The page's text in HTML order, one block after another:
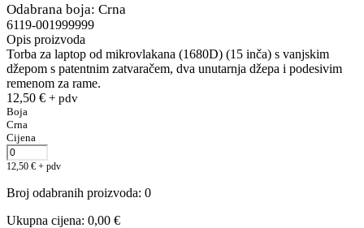
Odabrana boja: Crna
6119-001999999
Opis proizvoda
Torba za laptop od mikrovlakana (1680D) (15 inča) s vanjskim
džepom s patentnim zatvaračem, dva unutarnja džepa i podesivim
remenom za rame.
12,50 € + pdv
Boja
Crna
Cijena
12,50 € + pdv
Broj odabranih proizvoda: 0
Ukupna cijena: 0,00 €